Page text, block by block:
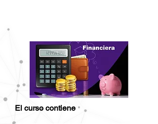
El curso contiene